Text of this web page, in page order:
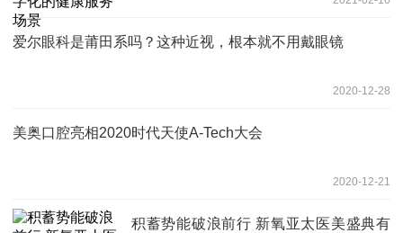
爱尔眼科是莆田系吗？这种近视，根本就不用戴眼镜
2020-12-28
美奥口腔亮相2020时代天使A-Tech大会
2020-12-21
积蓄势能破浪前行 新氧亚太医美盛典有